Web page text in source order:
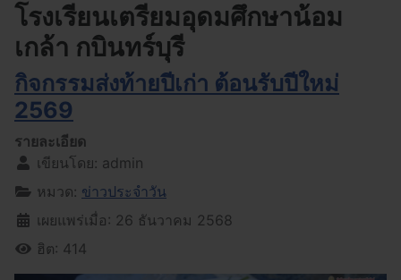
โรงเรียนเตรียมอุดมศึกษาน้อม
เกล้า กบินทร์บุรี
กิจกรรมส่งท้ายปีเก่า ต้อนรับปีใหม่
2569
รายละเอียด
เขียนโดย: admin
หมวด: ข่าวประจำวัน
เผยแพร่เมื่อ: 26 ธันวาคม 2568
ฮิต: 414